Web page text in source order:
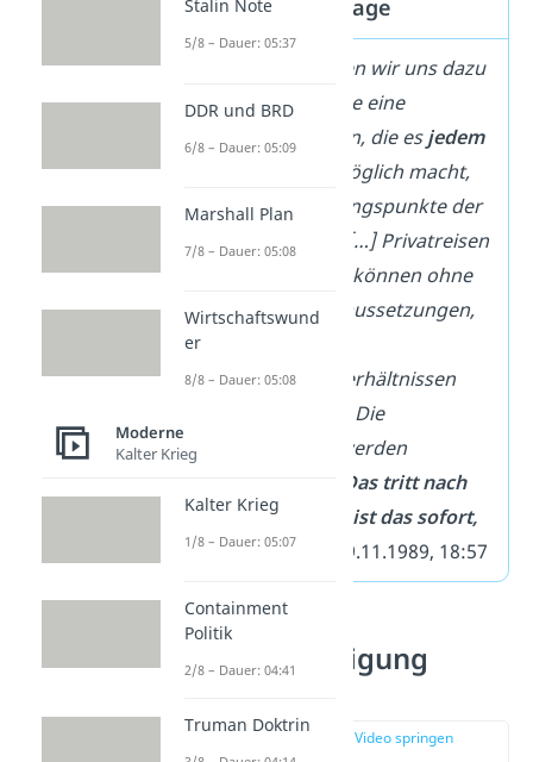
historische Aussage
„Und deshalb haben wir uns dazu
entschlossen, heute eine
Regelung zu treffen, die esjedem
möglich macht,
über Grenzübergangspunkte der
DDRauszureisen
. […] Privatreisen
nach dem Ausland können ohne
Vorliegen von Voraussetzungen,
Reiseanlässen und
Verwandtschaftsverhältnissen
beantragt werden. Die
Genehmigungen werden
Das tritt nach
meiner Kenntnis… ist das sofort,
unverzüglich
– 09.11.1989, 18:57
Wiedervereinigung
zur Stelle im Video springen
(04:32)
Stalin Note
5/8 – Dauer: 05:37
DDR und BRD
6/8 – Dauer: 05:09
Marshall Plan
7/8 – Dauer: 05:08
Wirtschaftswund
er
8/8 – Dauer: 05:08
Moderne
Kalter Krieg
Kalter Krieg
1/8 – Dauer: 05:07
Containment
Politik
2/8 – Dauer: 04:41
Truman Doktrin